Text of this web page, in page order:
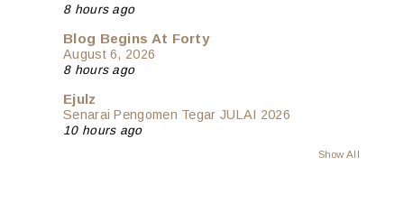
8 hours ago
Blog Begins At Forty
August 6, 2026
8 hours ago
Ejulz
Senarai Pengomen Tegar JULAI 2026
10 hours ago
Show All